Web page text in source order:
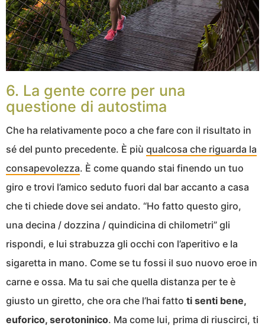
6. La gente corre per una
questione di autostima
Che ha relativamente poco a che fare con il risultato in
sé del punto precedente. È più qualcosa che riguarda la
consapevolezza. È come quando stai finendo un tuo
giro e trovi l’amico seduto fuori dal bar accanto a casa
che ti chiede dove sei andato. “Ho fatto questo giro,
una decina / dozzina / quindicina di chilometri” gli
rispondi, e lui strabuzza gli occhi con l’aperitivo e la
sigaretta in mano. Come se tu fossi il suo nuovo eroe in
carne e ossa. Ma tu sai che quella distanza per te è
giusto un giretto, che ora che l’hai fatto ti senti bene,
euforico, serotoninico. Ma come lui, prima di riuscirci, ti